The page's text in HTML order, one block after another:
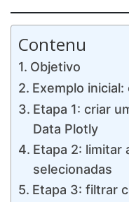
Contenu
Objetivo
Exemplo
Etapa 1: criar
Data Plotly
Etapa 2: limitar
selecionadas
Etapa 3: filtrar